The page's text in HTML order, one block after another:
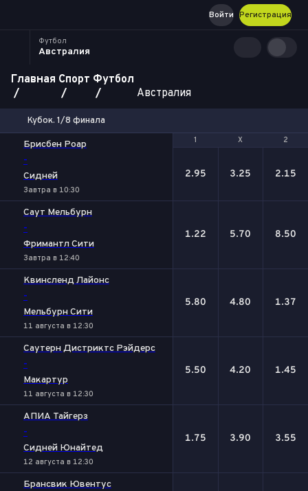
Регистрация
Войти
Футбол
Австралия
Главная Спорт Футбол
Австралия
Кубок. 1/8 финала
1 Х 2
Брисбен Роар
-
Сидней
Завтра в 10:30
1 Х 2
2.95 3.25 2.15
Саут Мельбурн
-
Фримантл Сити
Завтра в 12:40
1.22 5.70 8.50
Квинсленд Лайонc
-
Мельбурн Сити
11 августа в 12:30
5.80 4.80 1.37
Саутерн Дистриктс Рэйдерс
-
Макартур
11 августа в 12:30
5.50 4.20 1.45
АПИА Тайгерз
-
Сидней Юнайтед
12 августа в 12:30
1.75 3.90 3.55
Брансвик Ювентус